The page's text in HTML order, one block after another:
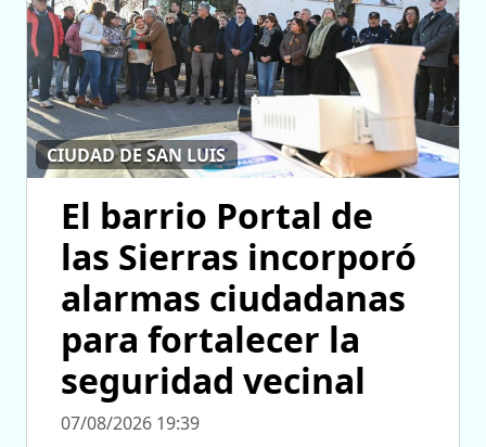
CIUDAD DE SAN LUIS
El barrio Portal de
las Sierras incorporó
alarmas ciudadanas
para fortalecer la
seguridad vecinal
07/08/2026 19:39